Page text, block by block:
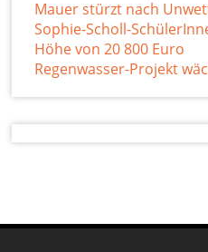
Mauer stürzt nach
Sophie-Scholl-
Höhe von 20 800 Euro
Regenwasser-Projekt